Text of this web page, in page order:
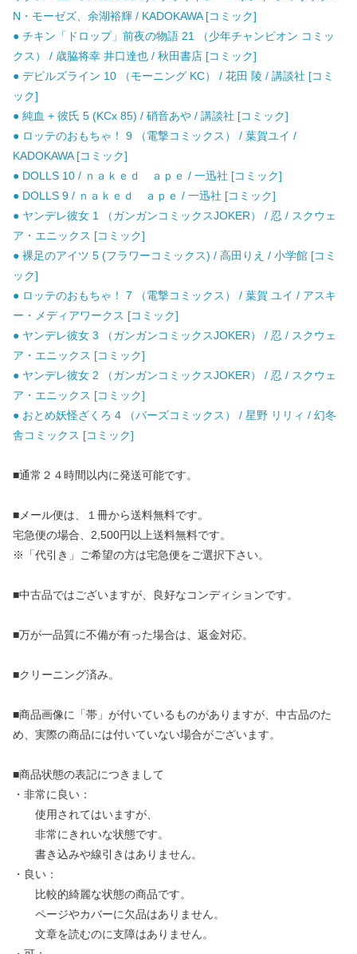
N・モーゼズ、余湖裕輝 / KADOKAWA [コミック]
● チキン「ドロップ」前夜の物語 21 （少年チャンピオン コミッ
クス） / 歳脇将幸 井口達也 / 秋田書店 [コミック]
● デビルズライン 10 （モーニング KC） / 花田 陵 / 講談社 [コミ
ック]
● 純血 + 彼氏 5 (KCx 85) / 硝音あや / 講談社 [コミック]
● ロッテのおもちゃ！ 9 （電撃コミックス） / 葉賀ユイ /
KADOKAWA [コミック]
● DOLLS 10 / ｎａｋｅｄ ａｐｅ / 一迅社 [コミック]
● DOLLS 9 / ｎａｋｅｄ ａｐｅ / 一迅社 [コミック]
● ヤンデレ彼女 1 （ガンガンコミックスJOKER） / 忍 / スクウェ
ア・エニックス [コミック]
● 裸足のアイツ 5 (フラワーコミックス) / 高田りえ / 小学館 [コミ
ック]
● ロッテのおもちゃ！ 7 （電撃コミックス） / 葉賀 ユイ / アスキ
ー・メディアワークス [コミック]
● ヤンデレ彼女 3 （ガンガンコミックスJOKER） / 忍 / スクウェ
ア・エニックス [コミック]
● ヤンデレ彼女 2 （ガンガンコミックスJOKER） / 忍 / スクウェ
ア・エニックス [コミック]
● おとめ妖怪ざくろ 4 （バーズコミックス） / 星野 リリィ / 幻冬
舎コミックス [コミック]
■通常２４時間以内に発送可能です。
■メール便は、１冊から送料無料です。
宅急便の場合、2,500円以上送料無料です。
※「代引き」ご希望の方は宅急便をご選択下さい。
■中古品ではございますが、良好なコンディションです。
■万が一品質に不備が有った場合は、返金対応。
■クリーニング済み。
■商品画像に「帯」が付いているものがありますが、中古品のた
め、実際の商品には付いていない場合がございます。
■商品状態の表記につきまして
・非常に良い：
使用されてはいますが、
非常にきれいな状態です。
書き込みや線引きはありません。
・良い：
比較的綺麗な状態の商品です。
ページやカバーに欠品はありません。
文章を読むのに支障はありません。